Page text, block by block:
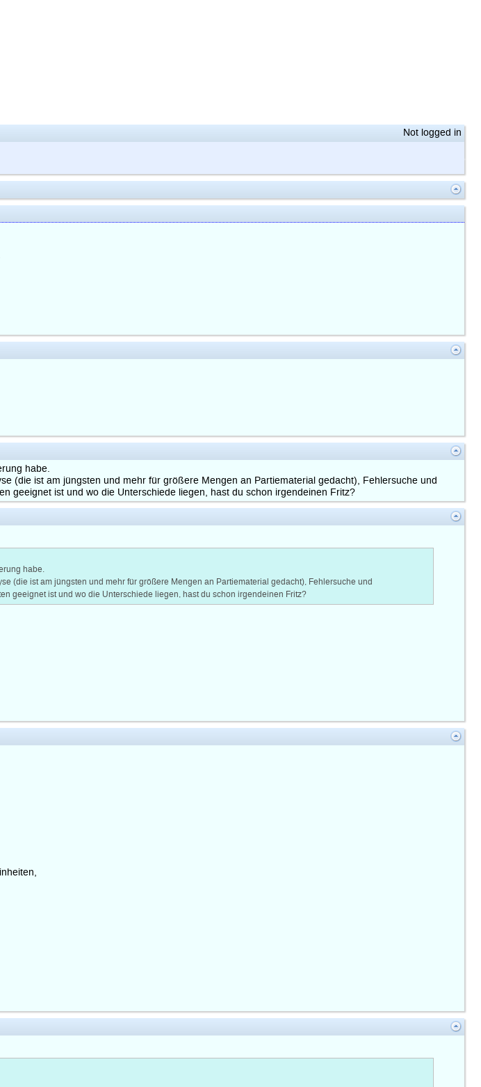
Not logged in
habe.
(die ist am jüngsten und mehr für größere Mengen an Partiematerial gedacht), Fehlersuche und
geeignet ist und wo die Unterschiede liegen, hast du schon irgendeinen Fritz?
habe.
(die ist am jüngsten und mehr für größere Mengen an Partiematerial gedacht), Fehlersuche und
geeignet ist und wo die Unterschiede liegen, hast du schon irgendeinen Fritz?